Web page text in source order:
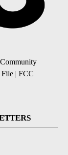
Community
| FCC